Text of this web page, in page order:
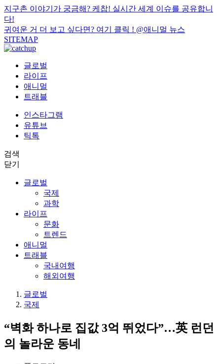
지구촌 이야기가 궁금해? 케찹! 실시간 세계 이슈를 공유합니
다!
귀여운 거 더 보고 싶다면? 여기 클릭 ! @애니멀 뉴스
SITEMAP
글로벌
라이프
애니멀
트래블
인스타그램
유튜브
틱톡
검색
닫기
글로벌
국제
과학
라이프
문화
트렌드
애니멀
트래블
국내여행
해외여행
글로벌
국제
“벽화 하나로 집값 3억 뛰었다”…英 런던
의 놀라운 동네